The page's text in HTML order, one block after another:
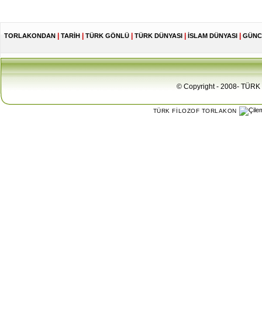
TORLAKONDAN TARİH TÜRK GÖNLÜ TÜRK DÜNYASI İSLAM DÜNYASI
© Copyright - 2008- TÜRK
TÜRK FİLOZOF TORLAKON